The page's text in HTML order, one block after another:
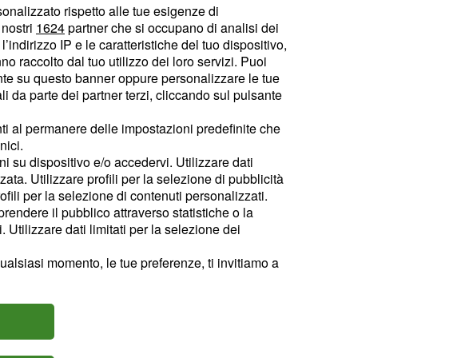
rispetto alle tue esigenze di
1624partner che si occupano di analisi dei
IP e le caratteristiche del tuo dispositivo,
raccolto dal tuo utilizzo dei loro servizi. Puoi
su questo banner oppure personalizzare le tue
da parte dei partner terzi, cliccando sul pulsante
al permanere delle impostazioni predefinite che
su dispositivo e/o accedervi. Utilizzare dati
Utilizzare profili per la selezione di pubblicità
per la selezione di contenuti personalizzati.
il pubblico attraverso statistiche o la
Utilizzare dati limitati per la selezione dei
momento, le tue preferenze, ti invitiamo a